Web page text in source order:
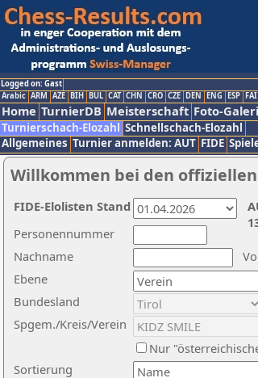
Logged on: Gast
Arabic ARM AZE BIH BUL CAT CHN CRO CZE DEN ENG ESP FAI
Home TurnierDB Meisterschaft Foto-
Turnierschach-Elozahl Schnellschach-Elozahl
Allgemeines Turnier anmelden: AUT FIDE
Willkommen bei den offiziellen
Nachname
Ebene
Sortierung
Personennummer
Bundesland
Spgem./Kreis/Verein
Nur
FIDE-Elolisten Stand